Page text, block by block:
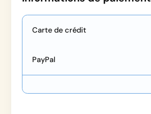
Carte de crédit
PayPal